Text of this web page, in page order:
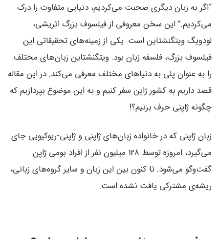
“اگر به زبان دیگری صحبت می‌کردیم، دنیایی متفاوت را درک
می‌کردیم.” این سخن معروفی از فیلسوف بزرگ اتریشی،
لودویگ ویتگنشتاین است. یکی از زمینه‌های تحقیقاتی این
فیلسوف بزرگ، فلسفه زبان بود. ویتگنشتاین زبان‌های مختلف
را به عنوان پلی به دنیاهای مختلف معرفی می‌کند. در این مقاله
قصد داریم به کشور ژاپن سفر کنیم و به این موضوع بپردازیم که
چگونه ژاپنی حرف بزنیم؟!
زبان ژاپنی که در خانواده زبان‌های ژاپنی و ژاپنی-ریوکیویی جای
می‌گیرد، امروزه توسط 128 میلیون نفر از افراد بومی ژاپن
گفت‌وگو می‌شود. تا کنون بین این زبان و سایر گروه‌های زبانی،
ریشه‌ی مشترکی یافت نشده است.